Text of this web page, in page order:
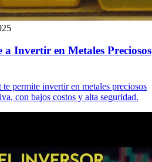
Invertir en Metales Preciosos
permite invertir en metales preciosos
con bajos costos y alta seguridad.